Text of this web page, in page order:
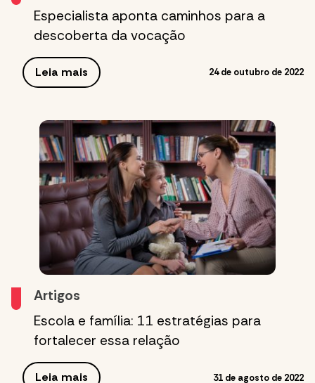
Especialista aponta caminhos para a
descoberta da vocação
Leia mais 24 de outubro de 2022
Artigos
Escola e família: 11 estratégias para
fortalecer essa relação
Leia mais 31 de agosto de 2022